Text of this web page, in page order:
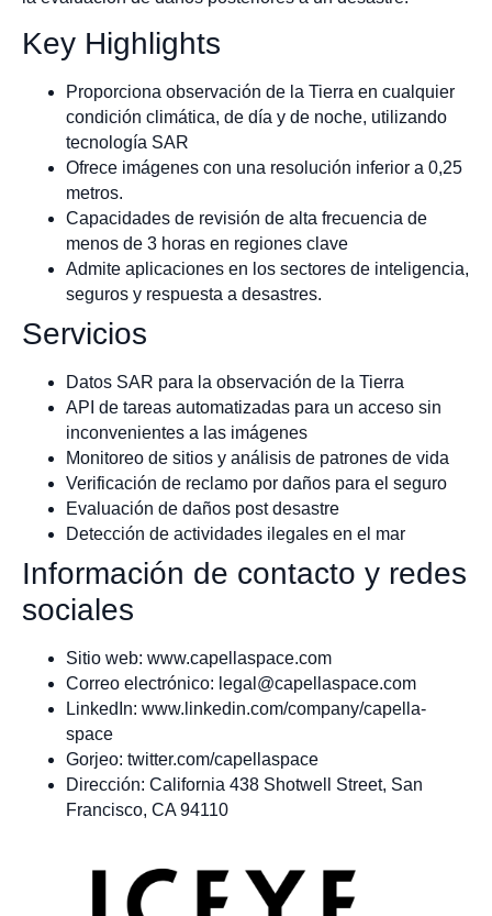
Key Highlights
Proporciona observación de la Tierra en cualquier
condición climática, de día y de noche, utilizando
tecnología SAR
Ofrece imágenes con una resolución inferior a 0,25
metros.
Capacidades de revisión de alta frecuencia de
menos de 3 horas en regiones clave
Admite aplicaciones en los sectores de inteligencia,
seguros y respuesta a desastres.
Servicios
Datos SAR para la observación de la Tierra
API de tareas automatizadas para un acceso sin
inconvenientes a las imágenes
Monitoreo de sitios y análisis de patrones de vida
Verificación de reclamo por daños para el seguro
Evaluación de daños post desastre
Detección de actividades ilegales en el mar
Información de contacto y redes
sociales
Sitio web: www.capellaspace.com
Correo electrónico: legal@capellaspace.com
LinkedIn: www.linkedin.com/company/capella-
space
Gorjeo: twitter.com/capellaspace
Dirección: California 438 Shotwell Street, San
Francisco, CA 94110